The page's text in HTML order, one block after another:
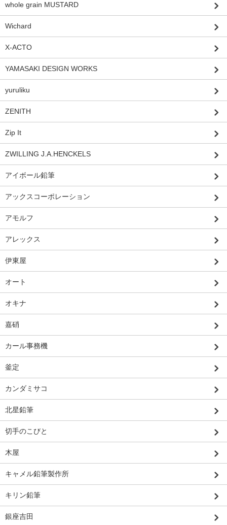
whole grain MUSTARD
Wichard
X-ACTO
YAMASAKI DESIGN WORKS
yuruliku
ZENITH
Zip It
ZWILLING J.A.HENCKELS
アイボール鉛筆
アックスコーポレーション
アモルフ
アレックス
伊東屋
オート
オキナ
嘉硝
カール事務機
釜定
カンダミサコ
北星鉛筆
切手のこびと
木屋
キャメル鉛筆製作所
キリン鉛筆
銀座吉田